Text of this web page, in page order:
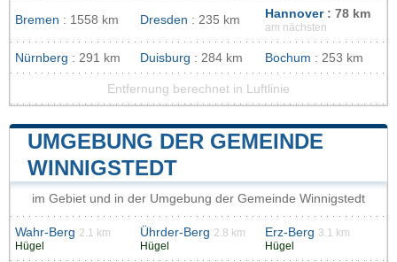
Bremen : 1558 km Dresden : 235 km Hannover: 78 km
am nächsten
Nürnberg : 291 km Duisburg : 284 km Bochum : 253 km
Entfernung berechnet in Luftlinie
UMGEBUNG DER GEMEINDE
WINNIGSTEDT
im Gebiet und in der Umgebung der Gemeinde Winnigstedt
Wahr-Berg 2.1 km
Hügel
Ührder-Berg 2.8 km
Hügel
Erz-Berg 3.1 km
Hügel